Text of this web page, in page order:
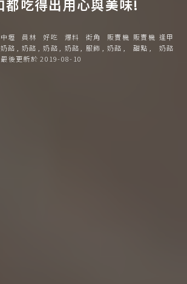
都吃得出用心與美味!
中壢
奶酪
員林
奶酪
好吃
奶酪
爆料
奶酪
街角
服飾
販賣機
奶酪
販賣機
甜點
逢甲
奶酪
最後更新於 2019-08-10